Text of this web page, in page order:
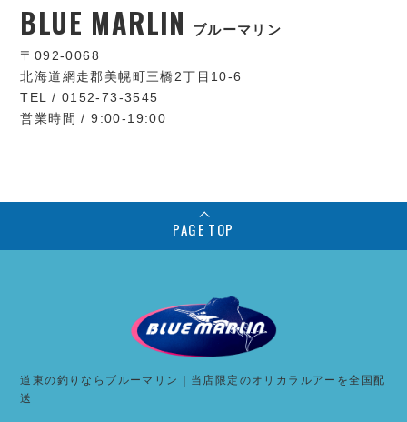
BLUE MARLIN ブルーマリン
〒092-0068
北海道網走郡美幌町三橋2丁目10-6
TEL / 0152-73-3545
営業時間 / 9:00-19:00
PAGE TOP
道東の釣りならブルーマリン｜当店限定のオリカラルアーを全国配
送